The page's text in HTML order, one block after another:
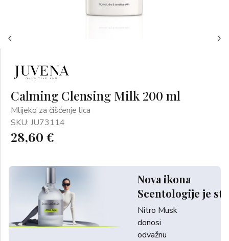
Calming Clensing Milk 200 ml
Mlijeko za čišćenje lica
SKU: JU73114
28,60 €
Nova ikona
Scentologije je
Nitro Musk
donosi
odvažnu